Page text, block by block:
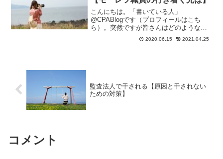
こんにちは。「書いている人」
@CPABlogです（プロフィールはこち
ら）。突然ですが皆さんはどのような
「ライフプラン」をお持ちですか？ 仕事
で何か大きなことを成し遂げたい 子ども
2020.06.15 2021.04.25
監査法人で干される【原因と干されない
ための対策】
コメント